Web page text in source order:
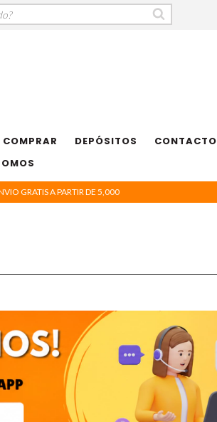
DEPÓSITOS CONTACTO
GRATIS A PARTIR DE 5,000